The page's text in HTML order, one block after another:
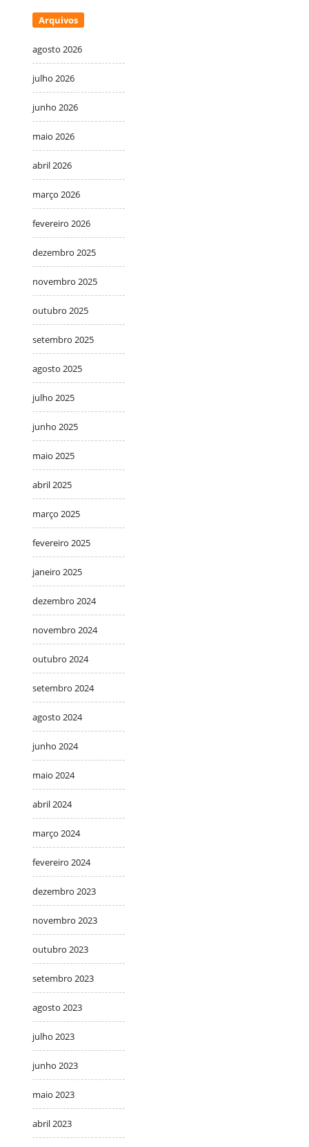
Arquivos
agosto 2026
julho 2026
junho 2026
maio 2026
abril 2026
março 2026
fevereiro 2026
dezembro 2025
novembro 2025
outubro 2025
setembro 2025
agosto 2025
julho 2025
junho 2025
maio 2025
abril 2025
março 2025
fevereiro 2025
janeiro 2025
dezembro 2024
novembro 2024
outubro 2024
setembro 2024
agosto 2024
junho 2024
maio 2024
abril 2024
março 2024
fevereiro 2024
dezembro 2023
novembro 2023
outubro 2023
setembro 2023
agosto 2023
julho 2023
junho 2023
maio 2023
abril 2023